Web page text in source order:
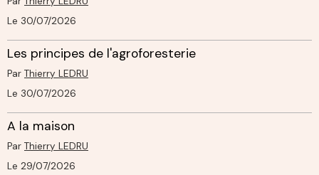
Le 30/07/2026
Les principes de l'agroforesterie
Par Thierry LEDRU
Le 30/07/2026
A la maison
Par Thierry LEDRU
Le 29/07/2026